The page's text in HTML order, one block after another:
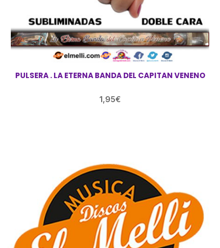
PULSERA . LA ETERNA BANDA DEL CAPITAN VENENO
1,95€